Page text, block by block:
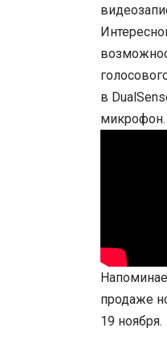
в
микрофон.
продаже
19 ноября.